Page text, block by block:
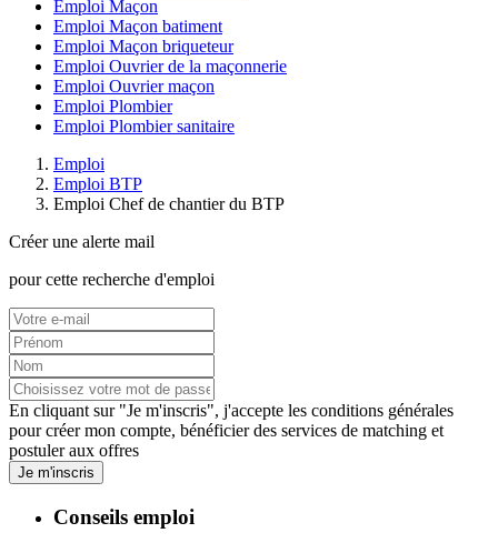
Emploi Maçon
Emploi Maçon batiment
Emploi Maçon briqueteur
Emploi Ouvrier de la maçonnerie
Emploi Ouvrier maçon
Emploi Plombier
Emploi Plombier sanitaire
Emploi
Emploi BTP
Emploi Chef de chantier du BTP
Créer une alerte mail
pour cette recherche d'emploi
En cliquant sur "Je m'inscris", j'accepte les conditions générales
pour créer mon compte, bénéficier des services de matching et
postuler aux offres
Je m'inscris
Conseils emploi